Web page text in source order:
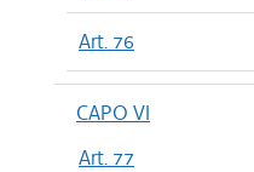
Art. 76
CAPO VI
Art. 77